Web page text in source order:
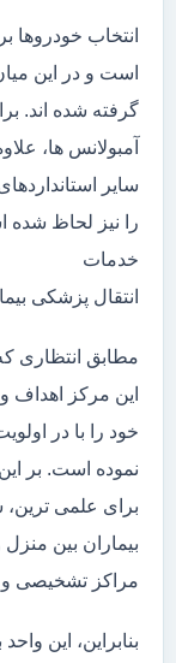
انتخاب خودروها
است و در این
گرفته شده اند.
آمبولانس ها،
سایر
را نیز لحاظ
خدمات
انتقال پزشکی
مطابق انتظاری
این مرکز اهداف
خود را با در
نموده است. بر
برای علمی ترین،
بیماران بین
مراکز تشخیصی و
بنابراین، این